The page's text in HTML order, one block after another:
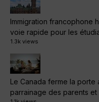
Immigration francophone
voie rapide pour les
1.3k views
Le Canada ferme la
parrainage des parents